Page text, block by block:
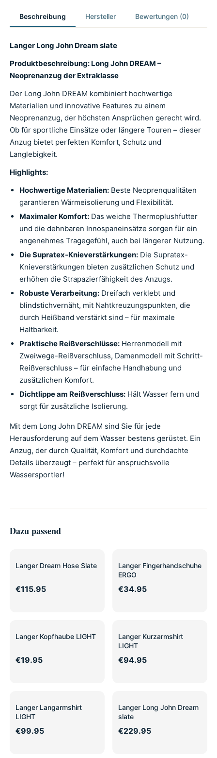
Beschreibung Hersteller Bewertungen (0)
Langer Long John Dream slate
Produktbeschreibung: Long John DREAM –
Neoprenanzug der Extraklasse
Der Long John DREAM kombiniert hochwertige
Materialien und innovative Features zu einem
Neoprenanzug, der höchsten Ansprüchen gerecht wird.
Ob für sportliche Einsätze oder längere Touren – dieser
Anzug bietet perfekten Komfort, Schutz und
Langlebigkeit.
Highlights:
Hochwertige Materialien: Beste Neoprenqualitäten
garantieren Wärmeisolierung und Flexibilität.
Maximaler Komfort: Das weiche Thermoplushfutter
und die dehnbaren Innospaneinsätze sorgen für ein
angenehmes Tragegefühl, auch bei längerer Nutzung.
Die Supratex-Knieverstärkungen: Die Supratex-
Knieverstärkungen bieten zusätzlichen Schutz und
erhöhen die Strapazierfähigkeit des Anzugs.
Robuste Verarbeitung: Dreifach verklebt und
blindstichvernäht, mit Nahtkreuzungspunkten, die
durch Heißband verstärkt sind – für maximale
Haltbarkeit.
Praktische Reißverschlüsse: Herrenmodell mit
Zweiwege-Reißverschluss, Damenmodell mit Schritt-
Reißverschluss – für einfache Handhabung und
zusätzlichen Komfort.
Dichtlippe am Reißverschluss: Hält Wasser fern und
sorgt für zusätzliche Isolierung.
Mit dem Long John DREAM sind Sie für jede
Herausforderung auf dem Wasser bestens gerüstet. Ein
Anzug, der durch Qualität, Komfort und durchdachte
Details überzeugt – perfekt für anspruchsvolle
Wassersportler!
Dazu passend
Langer Dream Hose Slate
€115.95
Langer Fingerhandschuhe
ERGO
€34.95
Langer Kopfhaube LIGHT
€19.95
Langer Kurzarmshirt
LIGHT
€94.95
Langer Langarmshirt
LIGHT
€99.95
Langer Long John Dream
slate
€229.95